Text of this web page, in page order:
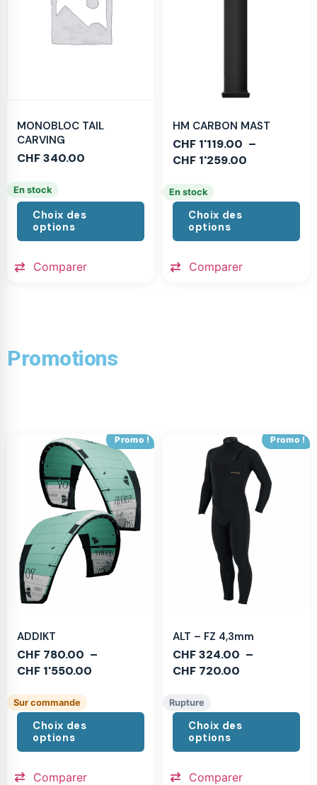
MONOBLOC TAIL
CARVING
CHF340.00
En stock
Choix des
options
Comparer
HM CARBON MAST
CHF 1'119.00 –
CHF 1'259.00
En stock
Choix des
options
Comparer
Promotions
Promo !
ADDIKT
CHF 780.00 –
CHF 1'550.00
Sur commande
Choix des
options
Comparer
Promo !
ALT – FZ 4,3mm
CHF324.00 –
CHF 720.00
Rupture
Choix des
options
Comparer